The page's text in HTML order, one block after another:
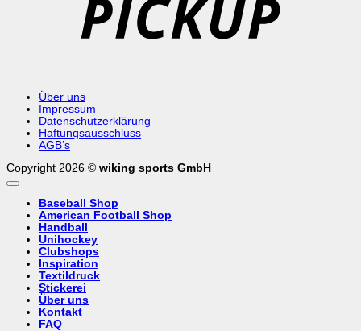
Über uns
Impressum
Datenschutzerklärung
Haftungsausschluss
AGB’s
Copyright 2026 © wiking sports GmbH
Baseball Shop
American Football Shop
Handball
Unihockey
Clubshops
Inspiration
Textildruck
Stickerei
Über uns
Kontakt
FAQ